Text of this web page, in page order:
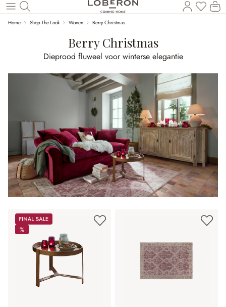
Naar de hoofdinhoud
U
Home Shop-The-Look Wonen Berry Christmas
Berry Christmas
Dieprood fluweel voor winterse elegantie
Sale
%
%